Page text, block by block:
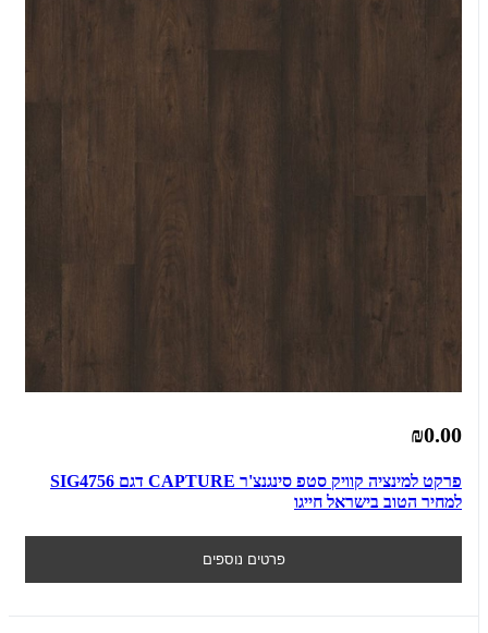
₪0.00
פרקט למינציה קוויק סטפ סינגנצ'ר CAPTURE דגם SIG4756
למחיר הטוב בישראל חייגו
פרטים נוספים